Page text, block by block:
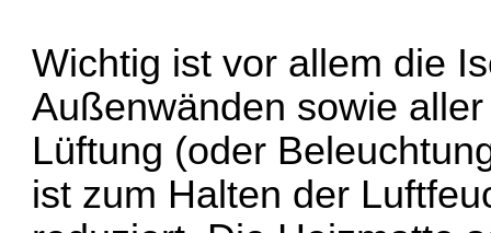
Wichtig ist vor allem die
Außenwänden sowie
Lüftung (oder
ist zum Halten der